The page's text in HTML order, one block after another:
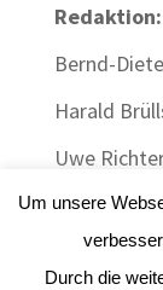
Redaktion:
Bernd-
Harald
Uwe
Um unsere
Durch die